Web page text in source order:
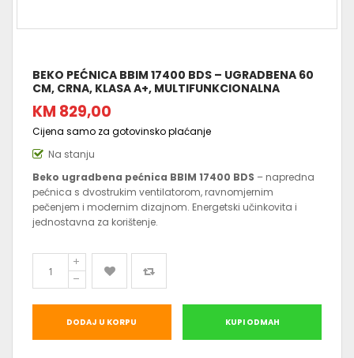
BEKO PEĆNICA BBIM 17400 BDS – UGRADBENA 60
CM, CRNA, KLASA A+, MULTIFUNKCIONALNA
KM 829,00
Cijena samo za gotovinsko plaćanje
Na stanju
Beko ugradbena pećnica BBIM 17400 BDS – napredna
pećnica s dvostrukim ventilatorom, ravnomjernim
pečenjem i modernim dizajnom. Energetski učinkovita i
jednostavna za korištenje.
DODAJ U KORPU KUPI ODMAH